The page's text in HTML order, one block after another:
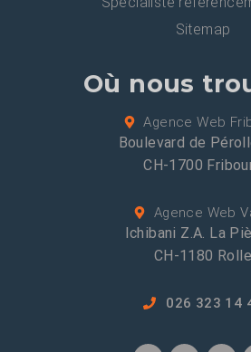
Sitemap
Où nous
Agence Web
Boulevard de
CH-1700
Agence Web
Ichibani Z.A. La
CH-1180 Rolle
026 323 14